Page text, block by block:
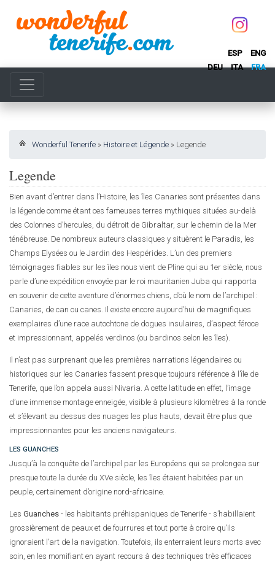
ESP
ENG
DEU
ITA FRA
Wonderful Tenerife » Histoire et Légende » Legende
Legende
Bien avant d’entrer dans l’Histoire, les îles Canaries sont présentes dans
la légende comme étant ces fameuses terres mythiques situées au-delà
des Colonnes d’hercules, du détroit de Gibraltar, sur le chemin de la Mer
ténébreuse. De nombreux auteurs classiques y situèrent le Paradis, les
Champs Elysées ou le Jardin des Hespérides. L’un des premiers
témoignages fiables sur les îles nous vient de Pline qui au 1er siècle, nous
parle d’une expédition envoyée par le roi mauritanien Juba qui rapporta
en souvenir de cette aventure d’énormes chiens, d’où le nom de l’archipel :
Canaries, de can ou canes. Il existe encore aujourd’hui de magnifiques
exemplaires d’une race autochtone de dogues insulaires, d’aspect féroce
et impressionnant, appelés verdinos (ou bardinos selon les îles).
Il n’est pas surprenant que les premières narrations légendaires ou
historiques sur les Canaries fassent presque toujours référence à l’île de
Tenerife, que l’on appela aussi Nivaria. A cette latitude en effet, l’image
d’une immense montage enneigée, visible à plusieurs kilomètres à la ronde
et s’élevant au dessus des nuages les plus hauts, devait être plus que
impressionnantes pour les anciens navigateurs.
LES GUANCHES
Jusqu’à la conquête de l’archipel par les Européens qui se prolongea sur
presque toute la durée du XVe siècle, les îles étaient habitées par un
peuple, certainement d’origine nord-africaine.
Les Guanches - les habitants préhispaniques de Tenerife - s’habillaient
grossièrement de peaux et de fourrures et tout porte à croire qu’ils
ignoraient l’art de la navigation. Toutefois, ils enterraient leurs morts avec
soin, en les momifiant en ayant recours à des techniques très efficaces